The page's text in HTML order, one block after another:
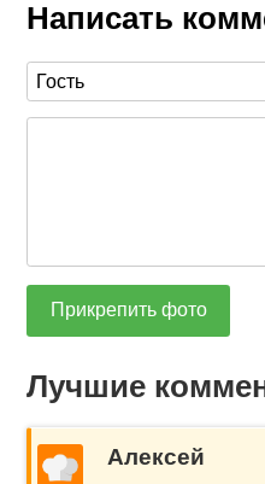
Написать
Прикрепить фото
Лучшие
Алексей